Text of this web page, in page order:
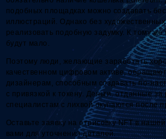
подобных площадках можно создавать
иллюстраций. Однако без
реализовать подобную задумку. К тому же
будут мало.
Поэтому люди, желающие заработать
качественном цифровом активе,
дизайнерам, способным создавать по-
с привязкой к токену. Деньги, отданные
специалистам с лихвой окупаются после
Оставьте заявку на отрисовку NFT в
вами для уточнения деталей.